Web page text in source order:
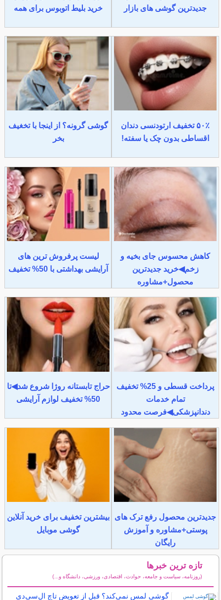
جدیدترین گوشی های بازار
خرید بلیط اتوبوس برای همه
۵۰٪ تخفیف ارتودنسی دندان
اقساطی بدون چک یا سفته!
گوشی گرونه؟ از اینجا با تخغیف
بخر
کاهش محسوس جای بخیه و
زخم◀خرید جدیدترین
محصول+مشاوره
لیست پرفروش ترین های
آرایشی بهداشتی با 50% تخفیف
پرداخت قسطی و 25% تخفیف
تمام خدمات
دندانپزشکی◀فرصت محدود
حراج تابستانه روژا شروع شد◀تا
50% تخفیف لوازم آرایشی
جدیدترین محصول رفع ترک های
پوستی+مشاوره و آموزش
رایگان
بیشترین تخفیف برای خرید آنلاین
گوشی موبایل
تازه ترین خبرها
(روزنامه، سیاست و جامعه، حوادث، اقتصادی، ورزشی، دانشگاه و...)
گوشی لمس نمی‌کند؟ قبل از تعویض تاچ ال‌سی‌دی